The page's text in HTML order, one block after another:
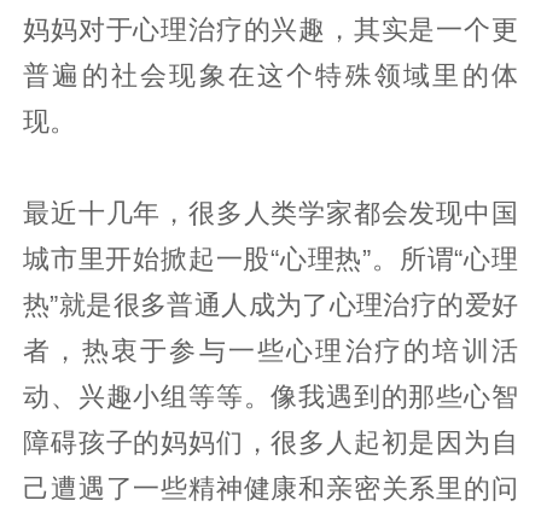
妈妈对于心理治疗的兴趣，其实是一个更
普遍的社会现象在这个特殊领域里的体
现。
最近十几年，很多人类学家都会发现中国
城市里开始掀起一股“心理热”。所谓“心理
热”就是很多普通人成为了心理治疗的爱好
者，热衷于参与一些心理治疗的培训活
动、兴趣小组等等。像我遇到的那些心智
障碍孩子的妈妈们，很多人起初是因为自
己遭遇了一些精神健康和亲密关系里的问